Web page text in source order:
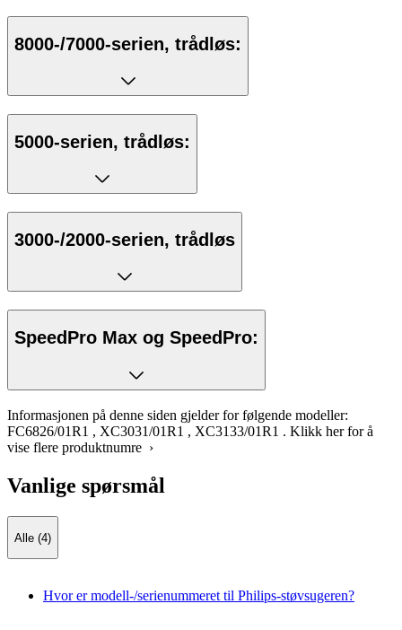
8000-/7000-serien, trådløs:
5000-serien, trådløs:
3000-/2000-serien, trådløs
SpeedPro Max og SpeedPro:
Informasjonen på denne siden gjelder for følgende modeller:
FC6826/01R1 , XC3031/01R1 , XC3133/01R1 . Klikk her for å
vise flere produktnumre ›
Vanlige spørsmål
Alle (4)
Hvor er modell-/serienummeret til Philips-støvsugeren?